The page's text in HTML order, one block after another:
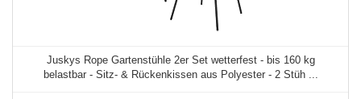
Juskys Rope Gartenstühle 2er Set wetterfest - bis 160 kg
belastbar - Sitz- & Rückenkissen aus Polyester - 2 Stüh ...